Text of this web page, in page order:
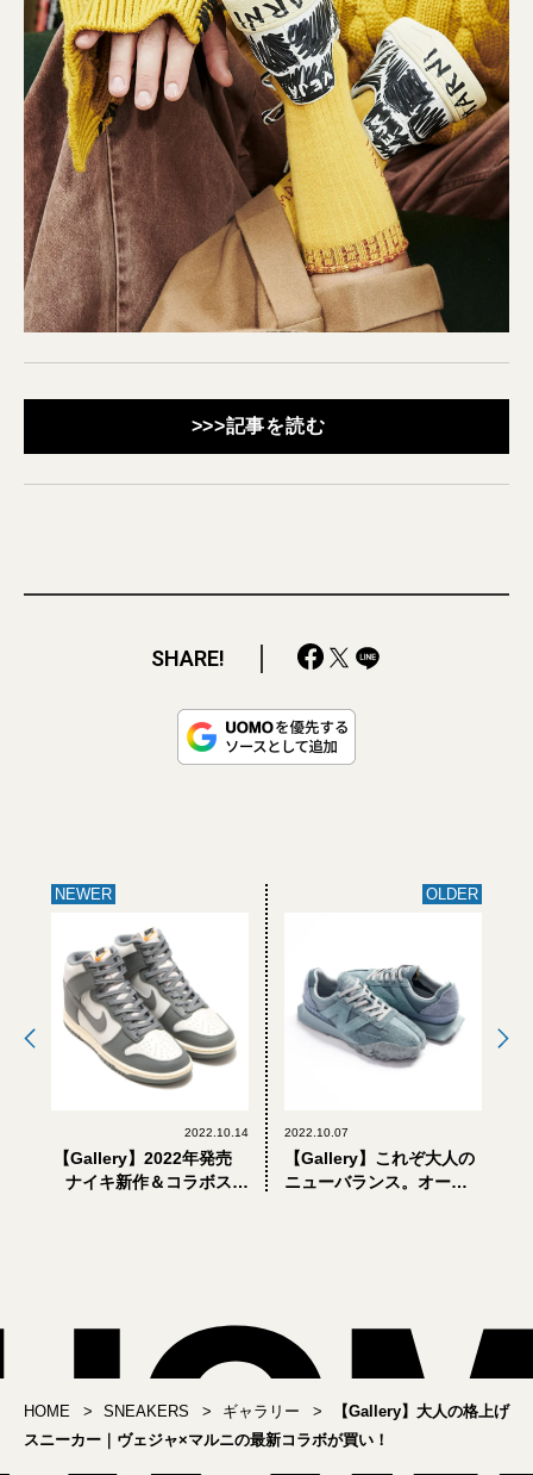
>>>記事を読む
SHARE!
NEWER
2022.10.14
【Gallery】2022年発売
ナイキ新作＆コラボスニ
OLDER
2022.10.07
【Gallery】これぞ大人の
ニューバランス。オーラ
HOME SNEAKERS ギャラリー
【Gallery】大人の格上げ
スニーカー｜ヴェジャ×マルニの最新コラボが買い！